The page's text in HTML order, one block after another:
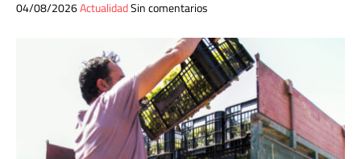
04/08/2026ActualidadSin comentarios